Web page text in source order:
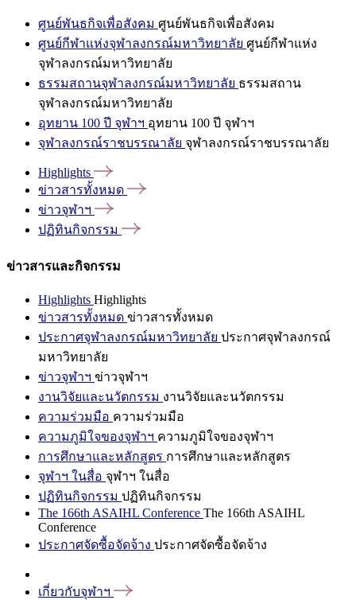
ศูนย์พันธกิจเพื่อสังคม ศูนย์พันธกิจเพื่อสังคม
ศูนย์กีฬาแห่งจุฬาลงกรณ์มหาวิทยาลัย ศูนย์กีฬาแห่ง
จุฬาลงกรณ์มหาวิทยาลัย
ธรรมสถานจุฬาลงกรณ์มหาวิทยาลัย ธรรมสถาน
จุฬาลงกรณ์มหาวิทยาลัย
อุทยาน 100 ปี จุฬาฯ อุทยาน 100 ปี จุฬาฯ
จุฬาลงกรณ์ราชบรรณาลัย จุฬาลงกรณ์ราชบรรณาลัย
Highlights
ข่าวสารทั้งหมด
ข่าวจุฬาฯ
ปฏิทินกิจกรรม
ข่าวสารและกิจกรรม
Highlights Highlights
ข่าวสารทั้งหมด ข่าวสารทั้งหมด
ประกาศจุฬาลงกรณ์มหาวิทยาลัย ประกาศจุฬาลงกรณ์
มหาวิทยาลัย
ข่าวจุฬาฯ ข่าวจุฬาฯ
งานวิจัยและนวัตกรรม งานวิจัยและนวัตกรรม
ความร่วมมือ ความร่วมมือ
ความภูมิใจของจุฬาฯ ความภูมิใจของจุฬาฯ
การศึกษาและหลักสูตร การศึกษาและหลักสูตร
จุฬาฯ ในสื่อ จุฬาฯ ในสื่อ
ปฏิทินกิจกรรม ปฏิทินกิจกรรม
The 166th ASAIHL Conference The 166th ASAIHL
Conference
ประกาศจัดซื้อจัดจ้าง ประกาศจัดซื้อจัดจ้าง
เกี่ยวกับจุฬาฯ